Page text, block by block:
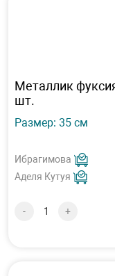
Металлик
шт.
Размер: 35 см
Ибрагимова
Аделя Кутуя
- +